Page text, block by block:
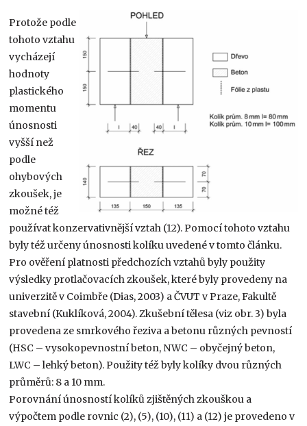
Protože podle
tohoto vztahu
vycházejí
hodnoty
plastického
momentu
únosnosti
vyšší než
podle
ohybových
zkoušek, je
možné též
používat konzervativnější vztah (12). Pomocí tohoto vztahu
byly též určeny únosnosti kolíku uvedené v tomto článku.
Pro ověření platnosti předchozích vztahů byly použity
výsledky protlačovacích zkoušek, které byly provedeny na
univerzitě v Coimbře (Dias, 2003) a ČVUT v Praze, Fakultě
stavební (Kuklíková, 2004). Zkušební tělesa (viz obr. 3) byla
provedena ze smrkového řeziva a betonu různých pevností
(HSC – vysokopevnostní beton, NWC – obyčejný beton,
LWC – lehký beton). Použity též byly kolíky dvou různých
průměrů: 8 a 10 mm.
Porovnání únosností kolíků zjištěných zkouškou a
výpočtem podle rovnic (2), (5), (10), (11) a (12) je provedeno v